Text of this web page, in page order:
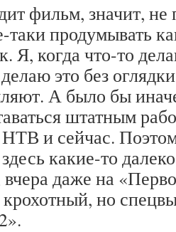
фильм, значит, не
таки продумывать
Я, когда что-то
это без
А было бы
штатным
и сейчас.
какие-то
даже на
но